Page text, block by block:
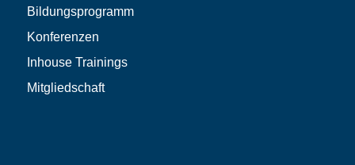
Bildungsprogramm
Konferenzen
Inhouse Trainings
Mitgliedschaft